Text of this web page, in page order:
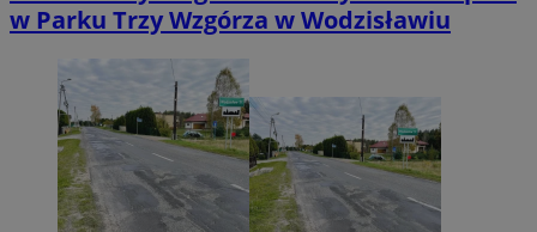
w Parku Trzy Wzgórza w Wodzisławiu